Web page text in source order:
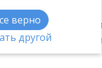
верно
другой
форма
движении